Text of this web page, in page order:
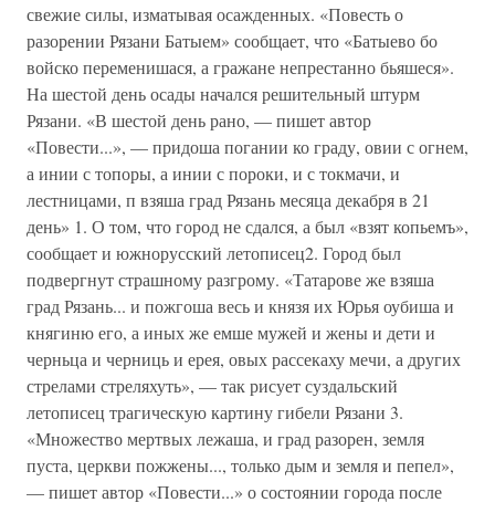
свежие силы, изматывая осажден­ных. «Повесть о
разорении Рязани Батыем» сообщает, что «Батыево бо
войско переменишася, а гражане непрестанно бьяшеся».
На шестой день осады начался решительный штурм
Рязани. «В шестой день рано, — пи­шет автор
«Повести...», — придоша погании ко граду, овии с огнем,
а инии с топоры, а инии с пороки, и с токмачи, и
лестницами, п взяша град Ря­зань месяца декабря в 21
день» 1. О том, что город не сдался, а был «взят копьемъ»,
сообщает и южнорусский летописец2. Город был
подвергнут страшному разгрому. «Татарове же взяша
град Рязань... и пожгоша весь и князя их Юрья оубиша и
княгиню его, а иных же емше мужей и жены и дети и
черньца и черниць и ерея, овых рассекаху мечи, а других
стрела­ми стреляхуть», — так рисует суздальский
летописец трагическую карти­ну гибели Рязани 3.
«Множество мертвых лежаша, и град разорен, земля
пуста, церкви пожжены..., только дым и земля и пепел»,
— пишет автор «Повести...» о состоянии города после